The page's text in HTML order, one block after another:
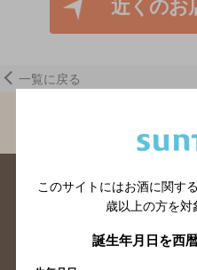
近くのお
一覧に戻る
このサイトにはお酒に関す
歳以上の方を対
誕生年月日を西